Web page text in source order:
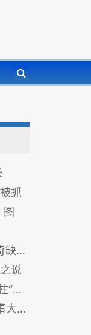
抓
机
说
统
倪